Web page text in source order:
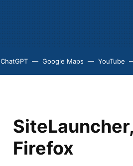
ChatGPT Google Maps YouTube
Firefox